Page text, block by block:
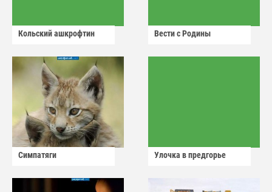
Кольский ашкрофтин Вести с Родины
Симпатяги Улочка в предгорье